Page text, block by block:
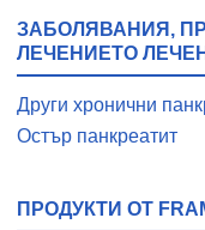
ЗАБОЛЯВАНИЯ,
ЛЕЧЕНИЕТО
Други хронични
Остър панкреатит
ПРОДУКТИ ОТ